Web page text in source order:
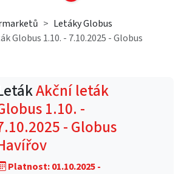
Letáky Globus
Globus 1.10. - 7.10.2025 - Globus
Akční leták
1.10. -
- Globus
Platnost: 01.10.2025 -